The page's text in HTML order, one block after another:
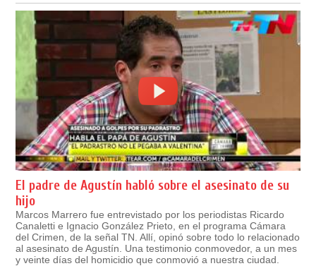
El padre de Agustín habló sobre el asesinato de su
hijo
Marcos Marrero fue entrevistado por los periodistas Ricardo
Canaletti e Ignacio González Prieto, en el programa Cámara
del Crimen, de la señal TN. Allí, opinó sobre todo lo relacionado
al asesinato de Agustín. Una testimonio conmovedor, a un mes
y veinte días del homicidio que conmovió a nuestra ciudad.